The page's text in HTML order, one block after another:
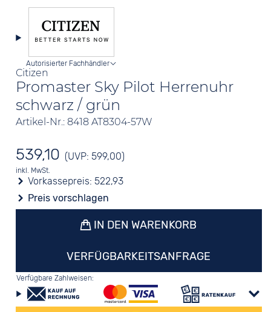
Citizen
Promaster Sky Pilot Herrenuhr
schwarz / grün
Artikel-Nr.: 8418 AT8304-57W
Autorisierter Fachhändler
539,10 (UVP: 599,00)
inkl. MwSt.
Vorkassepreis: 522,93
Preis vorschlagen
IN DEN WARENKORB
VERFÜGBARKEITSANFRAGE
Verfügbare Zahlweisen: